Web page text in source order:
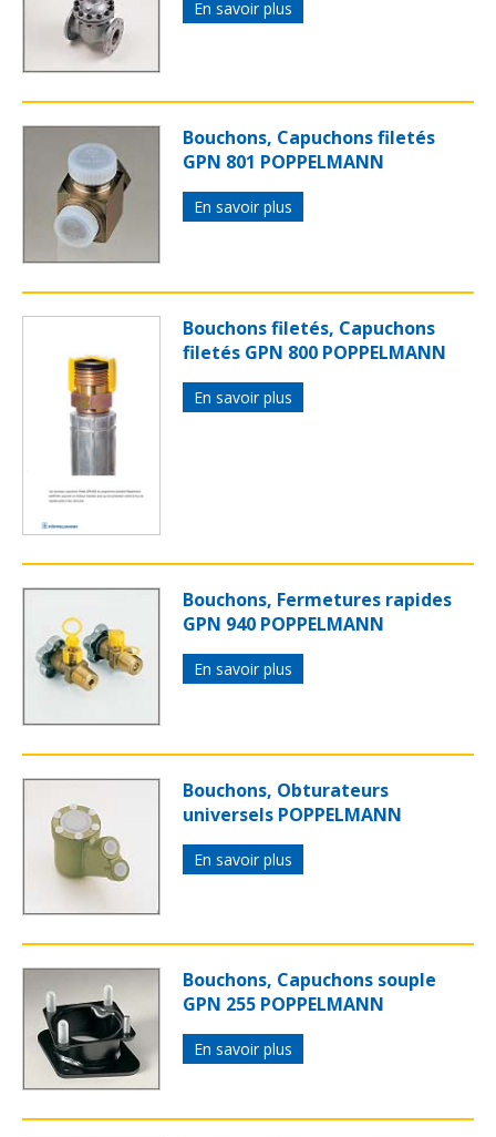
En savoir plus
Bouchons, Capuchons filetés
GPN 801 POPPELMANN
En savoir plus
Bouchons filetés, Capuchons
filetés GPN 800 POPPELMANN
En savoir plus
Bouchons, Fermetures rapides
GPN 940 POPPELMANN
En savoir plus
Bouchons, Obturateurs
universels POPPELMANN
En savoir plus
Bouchons, Capuchons souple
GPN 255 POPPELMANN
En savoir plus